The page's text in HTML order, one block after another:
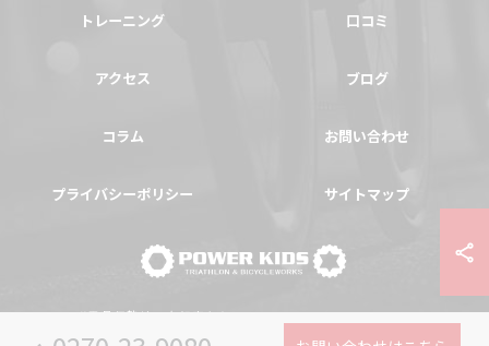
トレーニング 口コミ
アクセス ブログ
コラム お問い合わせ
プライバシーポリシー サイトマップ
© 2026 群馬県伊勢崎の自転車ならPOWER-KIDS ALL RIGHTS RESERVED.